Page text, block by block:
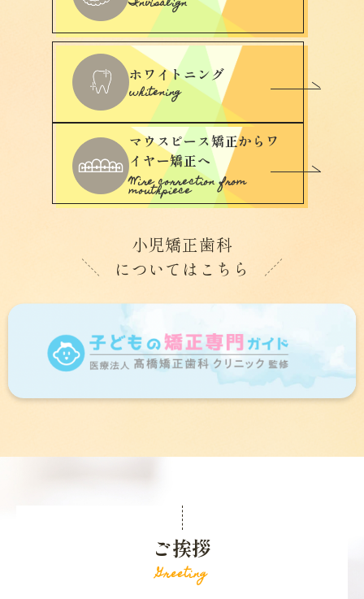
ホワイトニング
whitening
マウスピース矯正からワ
イヤー矯正へ
Wire correction from
mouthpiece
小児矯正歯科
についてはこちら
ご挨拶
Greeting